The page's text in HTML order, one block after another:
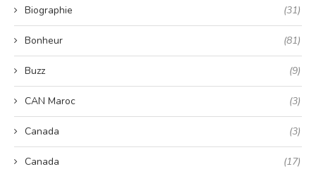
Biographie (31)
Bonheur (81)
Buzz (9)
CAN Maroc (3)
Canada (3)
Canada (17)